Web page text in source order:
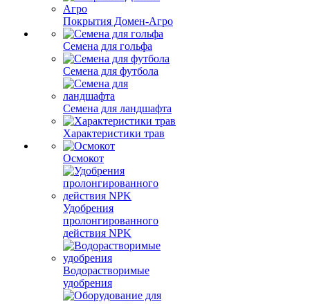
Покрытия Домен-Агро
Семена для гольфа
Семена для футбола
Семена для ландшафта
Характеристики трав
Осмокот
Удобрения
пролонгированного
действия NPK
Водорастворимые
удобрения